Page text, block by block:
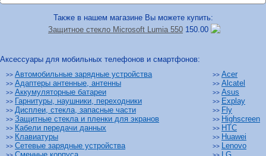
Также в нашем магазине Вы можете купить:
Защитное стекло Microsoft Lumia 550 150.00
Аксессуары для мобильных телефонов и смартфонов:
>> Автомобильные зарядные устройства
>> Адаптеры антенные, антенны
>> Аккумуляторные батареи
>> Гарнитуры, наушники, переходники
>> Дисплеи, стекла, запасные части
>> Защитные стекла и пленки для экранов
>> Кабели передачи данных
>> Клавиатуры
>> Сетевые зарядные устройства
>> Acer
>> Alcatel
>> Asus
>> Explay
>> Fly
>> Highscreen
>> HTC
>> Huawei
>> Lenovo